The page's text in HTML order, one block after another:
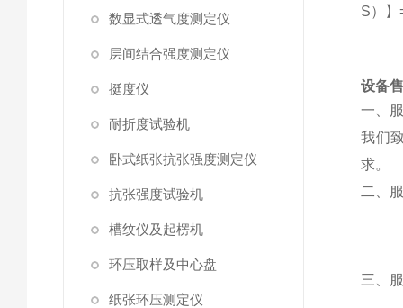
数显式透气度测定仪
层间结合强度测定仪
挺度仪
耐折度试验机
卧式纸张抗张强度测定仪
抗张强度试验机
槽纹仪及起楞机
环压取样及中心盘
纸张环压测定仪
S）】
设备
一、
我们
求。
二、
三、